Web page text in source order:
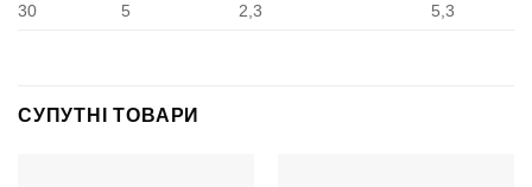
30 5 2,3 5,3
СУПУТНІ ТОВАРИ